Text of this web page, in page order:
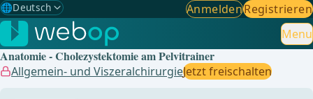
🌐Deutsch
Gewählte Sprache: Deutsch
🇩🇪 Deutsch ✓
🇬🇧English
AnmeldenRegistrieren
Menu
Anatomie - Cholezystektomie am Pelvitrainer
Allgemein- und ViszeralchirurgieJetzt freischalten